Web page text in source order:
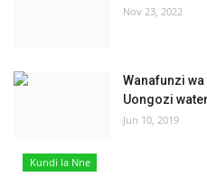
Nov 23, 2022
Wanafunzi
Uongozi
Jun 10, 2019
Kundi la Nne